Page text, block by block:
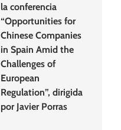
la conferencia
“Opportunities for
Chinese Companies
in Spain Amid the
Challenges of
European
Regulation”, dirigida
por Javier Porras